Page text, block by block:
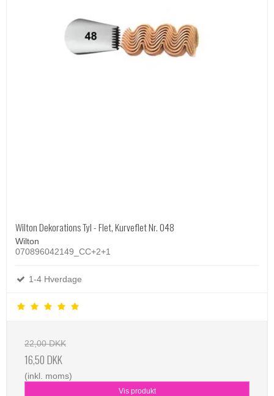
Wilton Dekorations Tyl - Flet, Kurveflet Nr. 048
Wilton
070896042149_CC+2+1
1-4 Hverdage
22,00 DKK
16,50 DKK
(inkl. moms)
Vis produkt